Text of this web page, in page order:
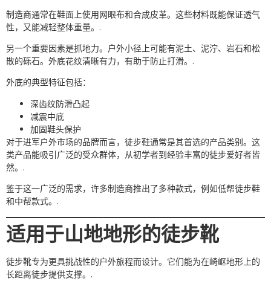
制造商通常在鞋面上使用网眼布和合成皮革。这些材料既能保证透气
性，又能减轻整体重量。.
另一个重要因素是抓地力。户外小径上可能有泥土、泥泞、岩石和松
散的砾石。外底花纹清晰有力，有助于防止打滑。.
外底的典型特征包括：
深齿纹防滑凸起
减震中底
加固鞋头保护
对于进军户外市场的品牌而言，徒步鞋通常是其首选的产品类别。这
类产品能吸引广泛的受众群体，从初学者到经验丰富的徒步爱好者皆
然。.
鉴于这一广泛的需求，许多制造商推出了多种款式，例如低帮徒步鞋
和中帮款式。.
适用于山地地形的徒步靴
徒步靴专为更具挑战性的户外旅程而设计。它们能为在崎岖地形上的
长距离徒步提供支撑。.